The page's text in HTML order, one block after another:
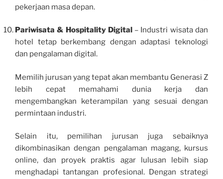
pekerjaan masa depan.
Pariwisata & Hospitality Digital– Industri wisata dan
hotel tetap berkembang dengan adaptasi teknologi
dan pengalaman digital.
Memilih jurusan yang tepat akan membantu Generasi Z
lebih cepat memahami dunia kerja dan
mengembangkan keterampilan yang sesuai dengan
permintaan industri.
Selain itu, pemilihan jurusan juga sebaiknya
dikombinasikan dengan pengalaman magang, kursus
online, dan proyek praktis agar lulusan lebih siap
menghadapi tantangan profesional. Dengan strategi